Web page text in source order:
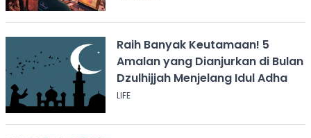
Raih Banyak Keutamaan! 5
Amalan yang Dianjurkan di Bulan
Dzulhijjah Menjelang Idul Adha
LIFE